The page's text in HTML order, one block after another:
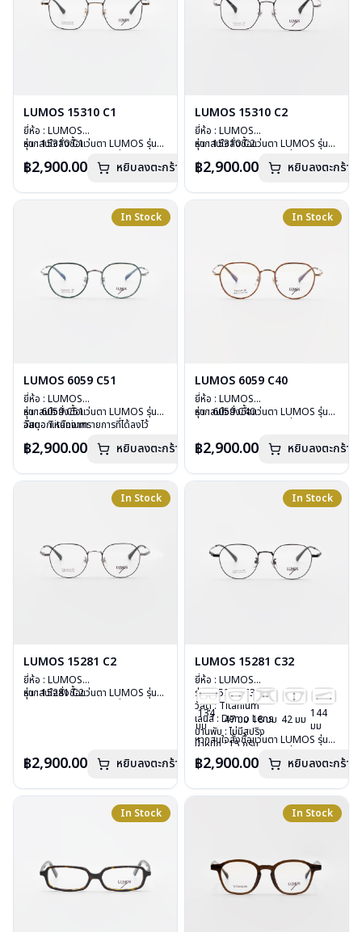
LUMOS 15310 C1
ยี่ห้อ : LUMOS
รุ่น : 15310 C1
เลนส์ : Demo Lens
น้ำหนัก : 16 กรัม
อุปกรณ์ : กล่องแว่น , ผ้าเช็ดแว่น
หากสนใจสั่งชื้อแว่นตา LUMOS รุ่น
กรุณาติดต่อเราคลิก
฿2,900.00 หยิบลงตะกร้า
LUMOS 15310 C2
ยี่ห้อ : LUMOS
รุ่น : 15310 C2
เลนส์ : Demo Lens
น้ำหนัก : 16 กรัม
อุปกรณ์ : กล่องแว่น , ผ้าเช็ดแว่น
หากสนใจสั่งชื้อแว่นตา LUMOS รุ่น
กรุณาติดต่อเราคลิก
฿2,900.00 หยิบลงตะกร้า
In Stock
LUMOS 6059 C51
ยี่ห้อ : LUMOS
รุ่น : 6059 C51
วัสดุ : Titanium
บานพับ : ไม่มีสปริง
อุปกรณ์ : กล่องแว่น , ผ้าเช็ดแว่น
หากสนใจสั่งชื้อแว่นตา LUMOS รุ่น
อื่นนอกเหนือจากรายการที่ได้ลงไว้
฿2,900.00 หยิบลงตะกร้า
In Stock
LUMOS 6059 C40
ยี่ห้อ : LUMOS
รุ่น : 6059 C40
บานพับ : ไม่มีสปริง
อุปกรณ์ : กล่องแว่น , ผ้าเช็ดแว่น
หากสนใจสั่งชื้อแว่นตา LUMOS รุ่น
฿2,900.00 หยิบลงตะกร้า
In Stock
LUMOS 15281 C2
ยี่ห้อ : LUMOS
รุ่น : 15281 C2
อุปกรณ์ : กล่องแว่น , ผ้าเช็ดแว่น
การรับประกัน : 2 ปี
หากสนใจสั่งชื้อแว่นตา LUMOS รุ่น
฿2,900.00 หยิบลงตะกร้า
In Stock
LUMOS 15281 C32
ยี่ห้อ : LUMOS
รุ่น : 15281 C32
วัสดุ : Titanium
เลนส์ : Demo Lens
บานพับ : ไม่มีสปริง
น้ำหนัก : 15 กรัม
อุปกรณ์ : กล่องแว่น , ผ้าเช็ดแว่น
การรับประกัน : 2 ปี
134
มม
47 มม 18 มม 42 มม 144
มม
หากสนใจสั่งชื้อแว่นตา LUMOS รุ่น
กรุณาติดต่อเราคลิก
฿2,900.00 หยิบลงตะกร้า
In Stock In Stock